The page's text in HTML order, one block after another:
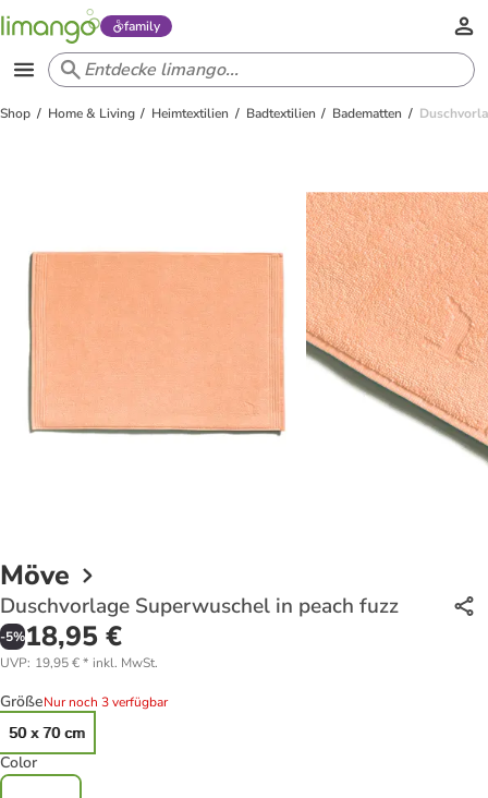
family
Shop Home & Living Heimtextilien Badtextilien Badematten
Möve
Duschvorlage Superwuschel in peach fuzz
-5%18,95 €
UVP: 19,95 €* inkl. MwSt.
GrößeNur noch 3 verfügbar
50 x 70 cm
Color